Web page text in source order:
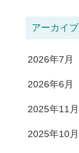
アーカイブ
2026年7月
2026年6月
2025年11月
2025年10月